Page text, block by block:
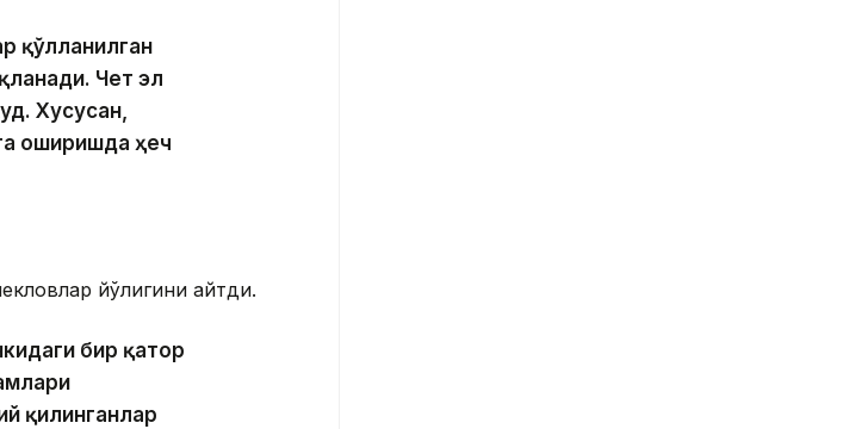
қўлланилган
Чет эл
Хусусан,
оширишда ҳеч
йўқлигини айтди.
бир қатор
қилинганлар